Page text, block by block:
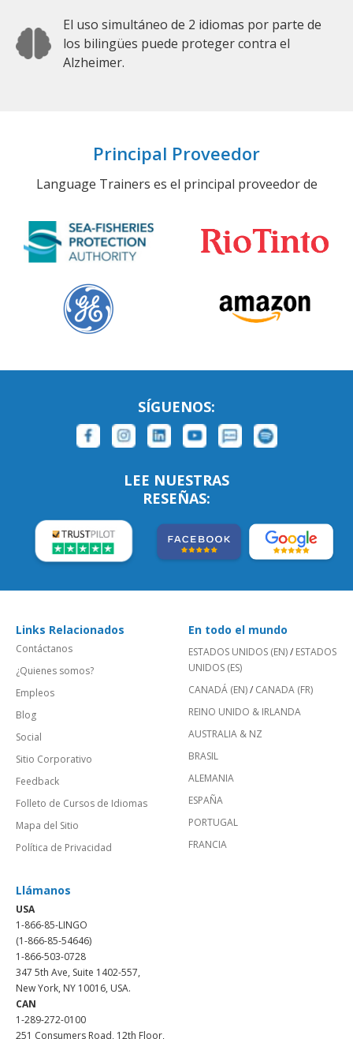
El uso simultáneo de 2 idiomas por parte de
los bilingües puede proteger contra el
Alzheimer.
Principal Proveedor
Language Trainers es el principal proveedor de
SÍGUENOS:
LEE NUESTRAS
RESEÑAS:
Links Relacionados
Contáctanos
¿Quienes somos?
Empleos
Blog
Social
Sitio Corporativo
Feedback
Folleto de Cursos de Idiomas
Mapa del Sitio
Política de Privacidad
En todo el mundo
ESTADOS UNIDOS (EN)/ ESTADOS
UNIDOS (ES)
CANADÁ (EN)/ CANADA (FR)
REINO UNIDO & IRLANDA
AUSTRALIA & NZ
BRASIL
ALEMANIA
ESPAÑA
PORTUGAL
FRANCIA
Llámanos
USA
1-866-85-LINGO
(1-866-85-54646)
1-866-503-0728
347 5th Ave, Suite 1402-557,
New York, NY 10016, USA.
CAN
1-289-272-0100
251 Consumers Road, 12th Floor,